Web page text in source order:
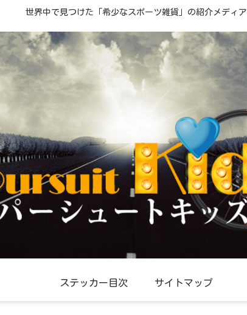
世界中で見つけた「希少なスポーツ雑貨」の紹介メディア
ステッカー目次 サイトマップ